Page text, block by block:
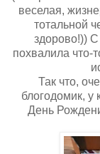
веселая,
тотальной
здорово!))
похвалила что-
Так что,
блогодомик, у
День